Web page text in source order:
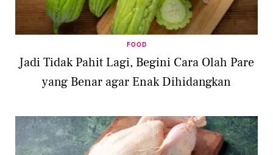
FOOD
Jadi Tidak Pahit Lagi, Begini Cara Olah Pare
yang Benar agar Enak Dihidangkan